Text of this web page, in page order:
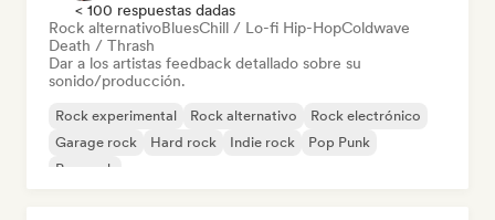
< 100 respuestas dadas
Rock alternativoBluesChill / Lo-fi Hip-HopColdwave
Death / Thrash
Dar a los artistas feedback detallado sobre su
sonido/producción.
Rock experimental Rock alternativo
Rock electrónico
Garage rock
Hard rock Indie rock
Pop Punk
Pop rock